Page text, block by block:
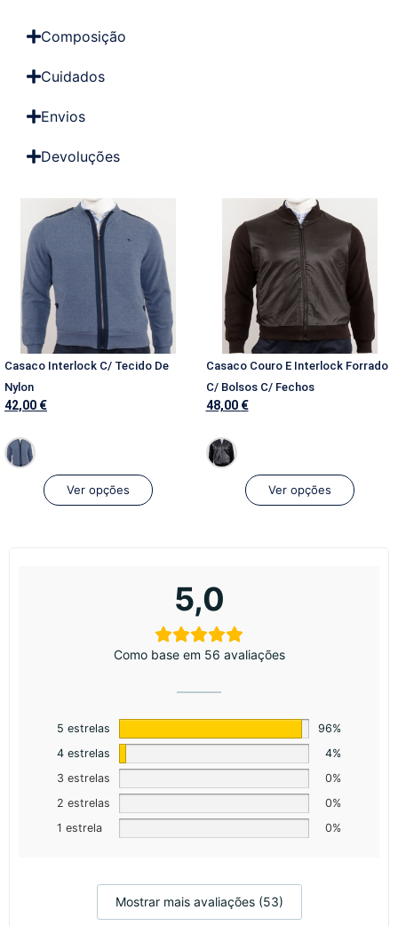
Composição
Cuidados
Envios
Devoluções
Casaco Interlock C/ Tecido De
Nylon
42,00 €
Ver opções
Casaco Couro E Interlock Forrado
C/ Bolsos C/ Fechos
48,00 €
Ver opções
5,0
Como base em 56 avaliações
5 estrelas
96%
4 estrelas
4%
3 estrelas
0%
2 estrelas
0%
1 estrela
0%
Mostrar mais avaliações (53)